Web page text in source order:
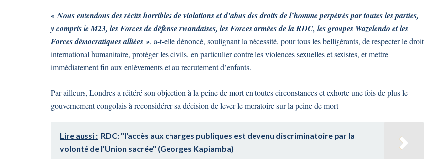
« Nous entendons des récits horribles de violations et d’abus des droits de l’homme perpétrés par toutes les parties,
y compris le M23, les Forces de défense rwandaises, les Forces armées de la RDC, les groupes Wazelendo et les
Forces démocratiques alliées », a-t-elle dénoncé, soulignant la nécessité, pour tous les belligérants, de respecter le droit
international humanitaire, protéger les civils, en particulier contre les violences sexuelles et sexistes, et mettre
immédiatement fin aux enlèvements et au recrutement d’enfants.
Par ailleurs, Londres a réitéré son objection à la peine de mort en toutes circonstances et exhorte une fois de plus le
gouvernement congolais à reconsidérer sa décision de lever le moratoire sur la peine de mort.
Lire aussi : RDC: "l'accès aux charges publiques est devenu discriminatoire par la
volonté de l'Union sacrée" (Georges Kapiamba)